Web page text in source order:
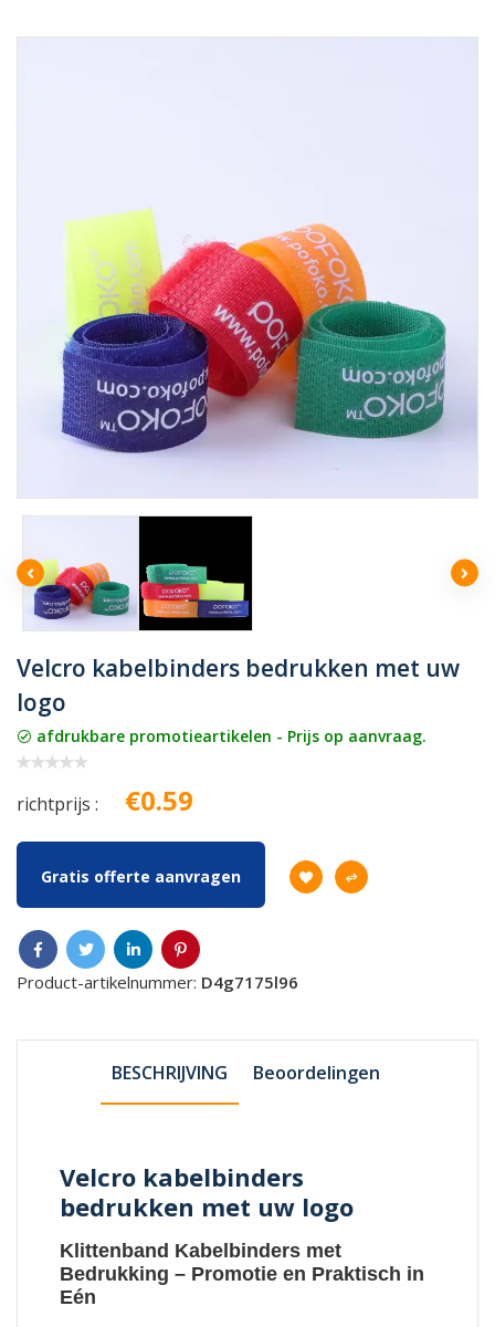
Velcro kabelbinders bedrukken met uw
logo
afdrukbare promotieartikelen - Prijs op aanvraag.
richtprijs : €0.59
Gratis offerte aanvragen
Product-artikelnummer: D4g7175l96
BESCHRIJVING Beoordelingen
Velcro kabelbinders
bedrukken met uw logo
Klittenband Kabelbinders met
Bedrukking – Promotie en Praktisch in
Eén